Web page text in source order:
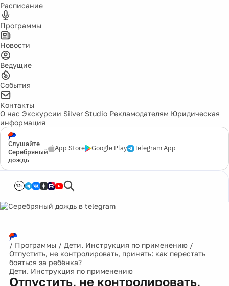
Расписание
Программы
Новости
Ведущие
События
Контакты
О нас Экскурсии Silver Studio Рекламодателям Юридическая
информация
Слушайте
Серебряный
дождь
App Store Google Play Telegram App
12+
/ Программы / Дети. Инструкция по применению /
Отпустить, не контролировать, принять: как перестать
бояться за ребёнка?
Дети. Инструкция по применению
Отпустить, не контролировать,